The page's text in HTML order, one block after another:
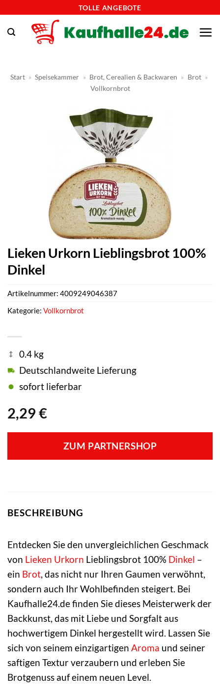
springen
TOLLE ANGEBOTE
Start » Speisekammer » Brot, Cerealien & Backwaren » Brot »
Vollkornbrot
Lieken Urkorn Lieblingsbrot 100%
Dinkel
2,29 €
0.4 kg
Deutschlandweite Lieferung
sofort lieferbar
ZUM PARTNERSHOP
Artikelnummer: 4009249046387
Kategorie: Vollkornbrot
BESCHREIBUNG
Entdecken Sie den unvergleichlichen Geschmack
von Lieken Urkorn Lieblingsbrot 100% Dinkel –
ein Brot , das nicht nur Ihren Gaumen verwöhnt,
sondern auch Ihr Wohlbefinden steigert. Bei
Kaufhalle24.de finden Sie dieses Meisterwerk der
Backkunst, das mit Liebe und Sorgfalt aus
hochwertigem Dinkel hergestellt wird. Lassen Sie
sich von seinem einzigartigen Aroma und seiner
saftigen Textur verzaubern und erleben Sie
Brotgenuss auf einem neuen Level.